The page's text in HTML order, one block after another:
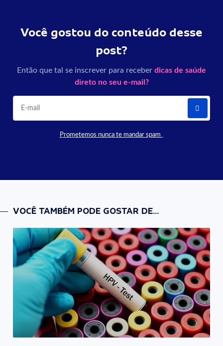
Você gostou do conteúdo desse
post?
Então que tal se inscrever para receber dicas de saúde
direto no seu e-mail?
Prometemos nunca te mandar spam
VOCÊ TAMBÉM PODE GOSTAR DE...